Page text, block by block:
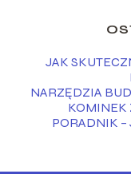
JAK
NARZĘDZIA
KOMINEK
PORADNIK –